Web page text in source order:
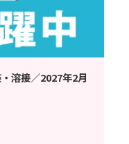
溶接／2027年2月